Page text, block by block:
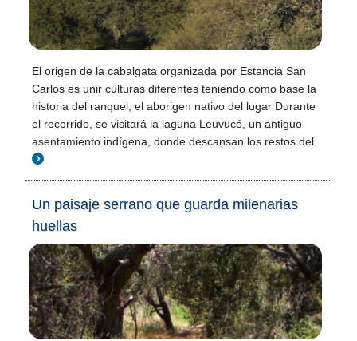
El origen de la cabalgata organizada por Estancia San
Carlos es unir culturas diferentes teniendo como base la
historia del ranquel, el aborigen nativo del lugar Durante
el recorrido, se visitará la laguna Leuvucó, un antiguo
asentamiento indígena, donde descansan los restos del
Un paisaje serrano que guarda milenarias
huellas